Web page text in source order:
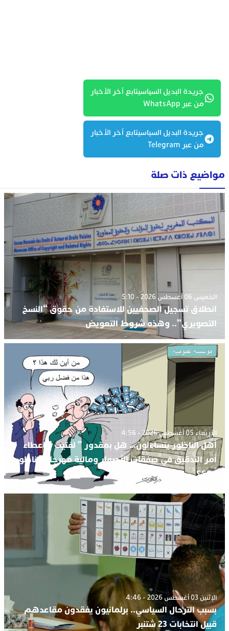
جريدة البديل السياسيتابع آخر الأخبار
من عبر WhatsApp
جريدة البديل السياسيتابع آخر الأخبار
من عبر Telegram
مواضيع ذات صلة
الخميس 06 أغسطس 2026 - 5:10
انطلاق تسجيل الصحفيين للاستفادة من حقوق “النسخ
التصويري”.. وهذه شروط التعويض
الأربعاء 05 أغسطس 2026 - 4:56
أهل الناظور يتساءلون… هل بمقدور ” لفتيت ” إعطاء
أمر التدقيق في صفقات الأصوار ومالية مهرجان الناظور
..؟؟؟.
الإثنين 03 أغسطس 2026 - 4:46
بسبب الترحال السياسي.. برلمانيون يفقدون مقاعدهم
قبيل انتخابات 23 شتنبر